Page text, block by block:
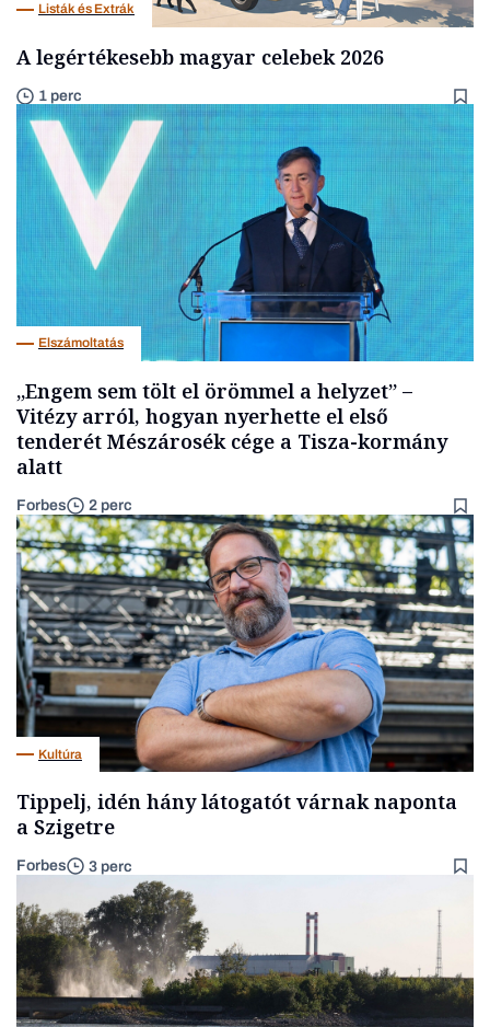
Listák és Extrák
A legértékesebb magyar celebek 2026
1 perc
Elszámoltatás
„Engem sem tölt el örömmel a helyzet” –
Vitézy arról, hogyan nyerhette el első
tenderét Mészárosék cége a Tisza-kormány
alatt
Forbes 2 perc
Kultúra
Tippelj, idén hány látogatót várnak naponta
a Szigetre
Forbes 3 perc